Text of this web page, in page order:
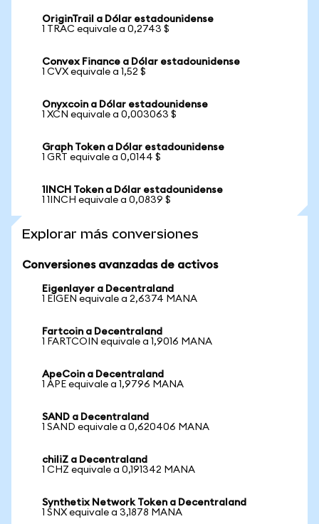
OriginTrail a Dólar estadounidense
1 TRAC equivale a 0,2743 $
Convex Finance a Dólar estadounidense
1 CVX equivale a 1,52 $
Onyxcoin a Dólar estadounidense
1 XCN equivale a 0,003063 $
Graph Token a Dólar estadounidense
1 GRT equivale a 0,0144 $
1INCH Token a Dólar estadounidense
1 1INCH equivale a 0,0839 $
Explorar más conversiones
Conversiones avanzadas de activos
Eigenlayer a Decentraland
1 EIGEN equivale a 2,6374 MANA
Fartcoin a Decentraland
1 FARTCOIN equivale a 1,9016 MANA
ApeCoin a Decentraland
1 APE equivale a 1,9796 MANA
SAND a Decentraland
1 SAND equivale a 0,620406 MANA
chiliZ a Decentraland
1 CHZ equivale a 0,191342 MANA
Synthetix Network Token a Decentraland
1 SNX equivale a 3,1878 MANA